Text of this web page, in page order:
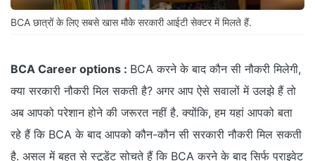
BCA छात्रों के लिए सबसे खास मौके सरकारी आईटी सेक्टर में मिलते हैं.
BCA Career options : BCA करने के बाद कौन सी नौकरी मिलेगी,
क्या सरकारी नौकरी मिल सकती है? अगर आप ऐसे सवालों में उलझे हैं तो
अब आपको परेशान होने की जरूरत नहीं है. क्योंकि, हम यहां आपको बता
रहे हैं कि BCA के बाद आपको कौन-कौन सी सरकारी नौकरी मिल सकती
है. असल में बहुत से स्टूडेंट सोचते हैं कि BCA करने के बाद सिर्फ प्राइवेट